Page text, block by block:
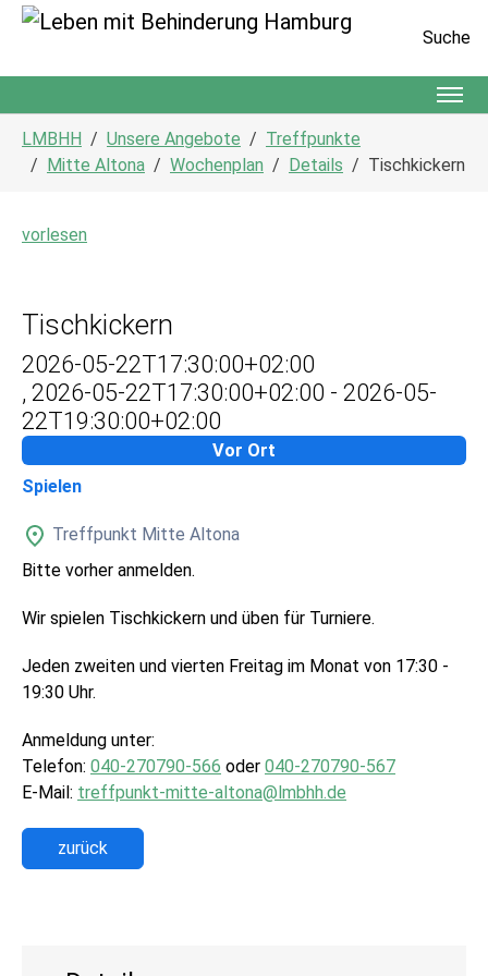
Suche
LMBHH Unsere Angebote
Treffpunkte
Mitte Altona
Wochenplan Details Tischkickern
vorlesen
Tischkickern
2026-05-22T17:30:00+02:00
, 2026-05-22T17:30:00+02:00 - 2026-05-
22T19:30:00+02:00
Vor Ort
Spielen
Treffpunkt Mitte Altona
Bitte vorher anmelden.
Wir spielen Tischkickern und üben für Turniere.
Jeden zweiten und vierten Freitag im Monat von 17:30 -
19:30 Uhr.
Anmeldung unter:
Telefon: 040-270790-566 oder 040-270790-567
E-Mail: treffpunkt-mitte-altona@lmbhh.de
zurück